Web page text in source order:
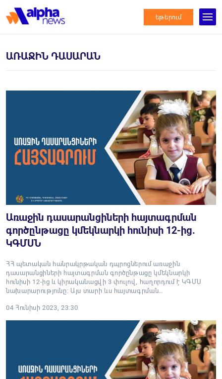
եթերում
ԱՌԱՋԻՆ ԴԱՍԱՐԱՆ
Առաջին դասարանցիների հայտագրման
գործընթացը կմեկնարկի հունիսի 12-ից.
ԿԳՄՍՆ
ՀՀ պետական հանրակրթական դպրոցներում առաջին
դասարանցիների հայտագրման գործընթացը կմեկնարկի
հունիսի 12-ից և կիրականացվի 3 փուլով, հաղորդում է ԿԳՄՍ
նախարարությունը։ Այս տարի ևս հայտագրման…
04 Հունիսի 2023, 23:30